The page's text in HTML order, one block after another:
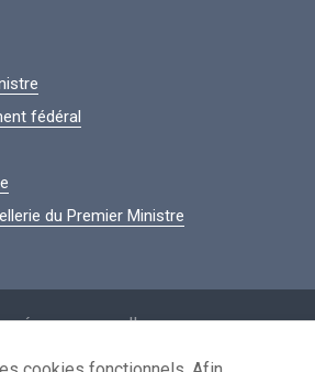
fédéral
du Premier Ministre
personnelles
de réutilisation